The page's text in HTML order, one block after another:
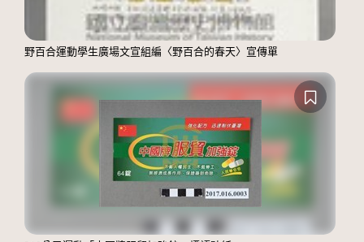
野百合運動學生廣場文宣組編〈野百合的春天〉宣傳單